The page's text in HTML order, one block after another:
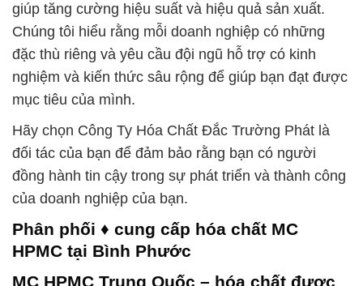
giúp tăng cường hiệu suất và hiệu quả sản xuất.
Chúng tôi hiểu rằng mỗi doanh nghiệp có những
đặc thù riêng và yêu cầu đội ngũ hỗ trợ có kinh
nghiệm và kiến thức sâu rộng để giúp bạn đạt được
mục tiêu của mình.
Hãy chọn Công Ty Hóa Chất Đắc Trường Phát là
đối tác của bạn để đảm bảo rằng bạn có người
đồng hành tin cậy trong sự phát triển và thành công
của doanh nghiệp của bạn.
Phân phối ♦ cung cấp hóa chất MC
HPMC tại Bình Phước
MC HPMC Trung Quốc – hóa chất được